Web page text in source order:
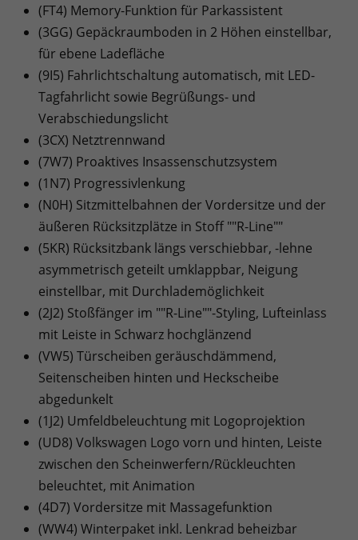
(FT4) Memory-Funktion für Parkassistent
(3GG) Gepäckraumboden in 2 Höhen einstellbar,
für ebene Ladefläche
(9I5) Fahrlichtschaltung automatisch, mit LED-
Tagfahrlicht sowie Begrüßungs- und
Verabschiedungslicht
(3CX) Netztrennwand
(7W7) Proaktives Insassenschutzsystem
(1N7) Progressivlenkung
(N0H) Sitzmittelbahnen der Vordersitze und der
äußeren Rücksitzplätze in Stoff ""R-Line""
(5KR) Rücksitzbank längs verschiebbar, -lehne
asymmetrisch geteilt umklappbar, Neigung
einstellbar, mit Durchlademöglichkeit
(2J2) Stoßfänger im ""R-Line""-Styling, Lufteinlass
mit Leiste in Schwarz hochglänzend
(VW5) Türscheiben geräuschdämmend,
Seitenscheiben hinten und Heckscheibe
abgedunkelt
(1J2) Umfeldbeleuchtung mit Logoprojektion
(UD8) Volkswagen Logo vorn und hinten, Leiste
zwischen den Scheinwerfern/Rückleuchten
beleuchtet, mit Animation
(4D7) Vordersitze mit Massagefunktion
(WW4) Winterpaket inkl. Lenkrad beheizbar